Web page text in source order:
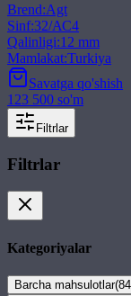
Brend:Agt
Sinf:32/АС4
Qalinligi:12 mm
Mamlakat:Turkiya
Savatga qo'shish
123 500 so'm
Filtrlar
Filtrlar
Kategoriyalar
Barcha mahsulotlar(